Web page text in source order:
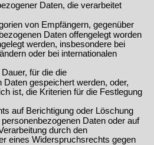
Daten, die verarbeitet
von Empfängern, gegenüber
Daten offengelegt worden
werden, insbesondere bei
oder bei internationalen
für die die
Daten gespeichert werden, oder,
ist, die Kriterien für die Festlegung
auf Berichtigung oder Löschung
Daten oder auf
durch den
eines Widerspruchsrechts gegen